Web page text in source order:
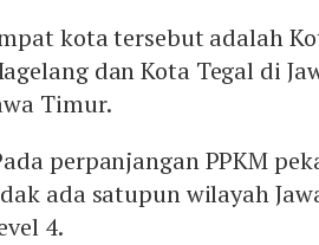
kota tersebut adalah
dan Kota Tegal di
Timur.
perpanjangan PPKM
ada satupun wilayah
4.